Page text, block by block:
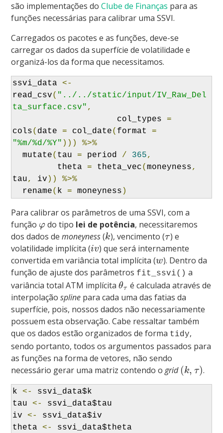
são implementações doClube de Finanças para as
funções necessárias para calibrar uma SSVI.
Carregados os pacotes e as funções, deve-se
carregar os dados da superfície de volatilidade e
organizá-los da forma que necessitamos.
ssvi_data <-
read_csv( "../../static/input/IV_Raw_Del
ta_surface.csv" ,
                     col_types
=
cols( date = col_date( format =
"%m/%d/%Y" )))
%>%
  mutate
( tau = period / 365,
         theta
= theta_vec(moneyness,
tau, iv ))
%>%
  rename
( k = moneyness )
Para calibrar os parâmetros de uma SSVI, com a
função φ do tipo lei de potência, necessitaremos
dos dados demoneyness(k), vencimento (τ) e
volatilidade implícita (iv) que será internamente
convertida em variância total implícita (w). Dentro da
função de ajuste dos parâmetros fit_ssvi() a
variância total ATM implícitaθτ é calculada através de
interpolaçãospline para cada uma das fatias da
superfície, pois, nossos dados não necessariamente
possuem esta observação. Cabe ressaltar também
que os dados estão organizados de forma tidy,
sendo portanto, todos os argumentos passados para
as funções na forma de vetores, não sendo
necessário gerar uma matriz contendo ogrid (k, τ).
k <-
ssvi_data$k
tau <-
ssvi_data$tau
iv <-
ssvi_data$iv
theta <- ssvi_data$theta